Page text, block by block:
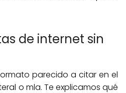
de internet sin
parecido a citar en el
o mla. Te explicamos qué